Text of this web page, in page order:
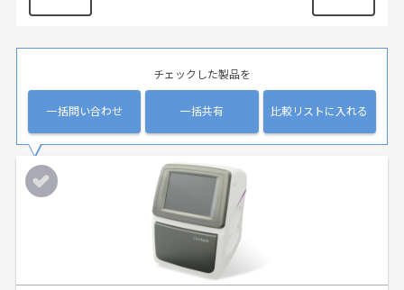
チェックした製品を
一括問い合わせ 一括共有 比較リストに入れる